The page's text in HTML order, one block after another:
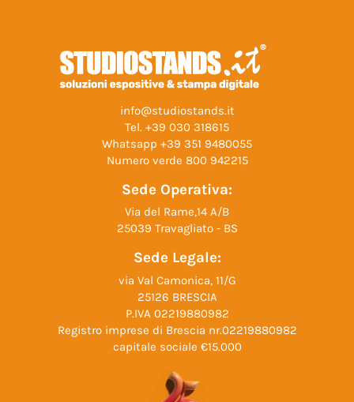
info@studiostands.it
Tel. +39 030 318615
Whatsapp +39 351 9480055
Numero verde 800 942215
Sede Operativa:
Via del Rame,14 A/B
25039 Travagliato - BS
Sede Legale:
via Val Camonica, 11/G
25126 BRESCIA
P.IVA 02219880982
Registro imprese di Brescia nr.02219880982
capitale sociale €15.000